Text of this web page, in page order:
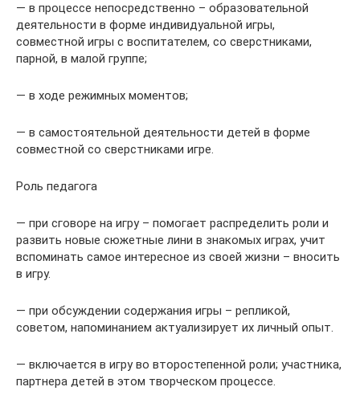
— в процессе непосредственно – образовательной
деятельности в форме индивидуальной игры,
совместной игры с воспитателем, со сверстниками,
парной, в малой группе;
— в ходе режимных моментов;
— в самостоятельной деятельности детей в форме
совместной со сверстниками игре.
Роль педагога
— при сговоре на игру – помогает распределить роли и
развить новые сюжетные лини в знакомых играх, учит
вспоминать самое интересное из своей жизни – вносить
в игру.
— при обсуждении содержания игры – репликой,
советом, напоминанием актуализирует их личный опыт.
— включается в игру во второстепенной роли; участника,
партнера детей в этом творческом процессе.